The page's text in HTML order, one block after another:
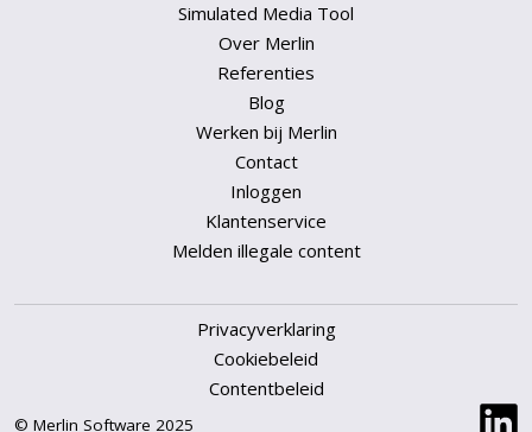
Simulated Media Tool
Over Merlin
Referenties
Blog
Werken bij Merlin
Contact
Inloggen
Klantenservice
Melden illegale content
Privacyverklaring
Cookiebeleid
Contentbeleid
© Merlin Software 2025